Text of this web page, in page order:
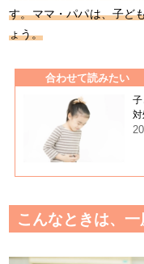
す。ママ・パパは、子ど
ょう。
合わせて読みたい
子
対
こんなときは、